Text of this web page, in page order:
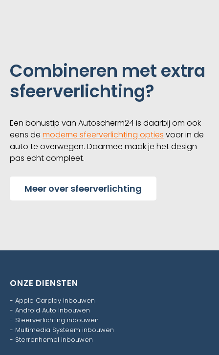
Combineren met extra
sfeerverlichting?
Een bonustip van Autoscherm24 is daarbij om ook
eens de moderne sfeerverlichting opties voor in de
auto te overwegen. Daarmee maak je het design
pas echt compleet.
Meer over sfeerverlichting
ONZE DIENSTEN
- Apple Carplay inbouwen
- Android Auto inbouwen
- Sfeerverlichting inbouwen
- Multimedia Systeem inbouwen
- Sterrenhemel inbouwen